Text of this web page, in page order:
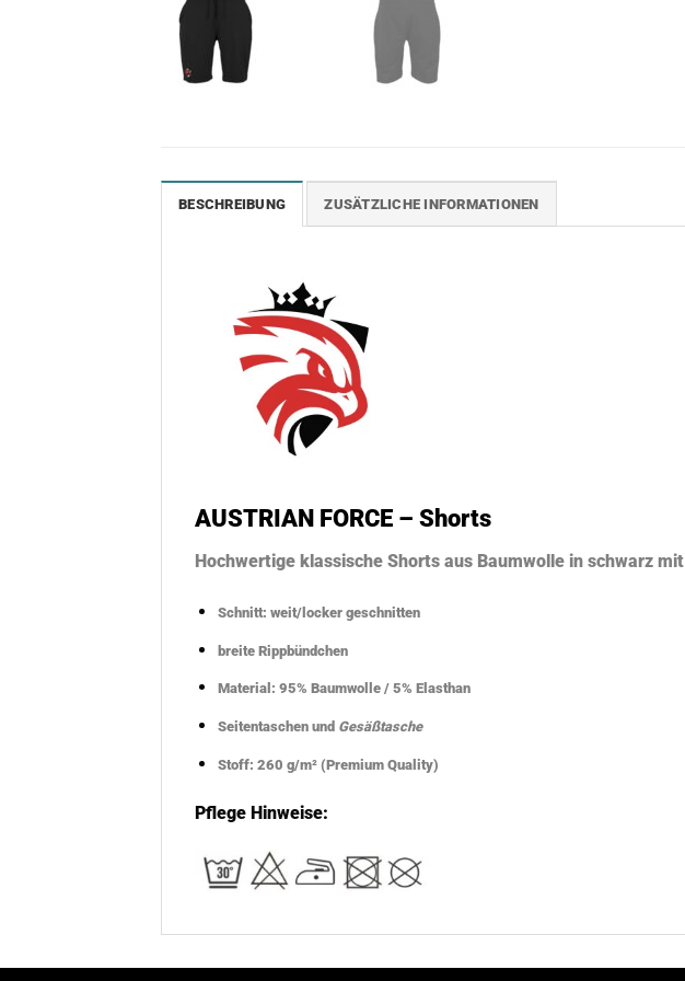
BESCHREIBUNG ZUSÄTZLICHE INFORMATIONEN
AUSTRIAN FORCE – Shorts
Hochwertige klassische Shorts aus Baumwolle in schwarz mit
Schnitt: weit/locker geschnitten
breite Rippbündchen
Material: 95% Baumwolle / 5% Elasthan
Seitentaschen und Gesäßtasche
Stoff: 260 g/m² (Premium Quality)
Pflege Hinweise: